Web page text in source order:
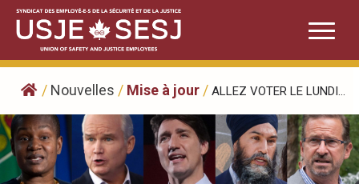
Skip
content
/ Nouvelles / Mise à jour / ALLEZ VOTER LE LUNDI...